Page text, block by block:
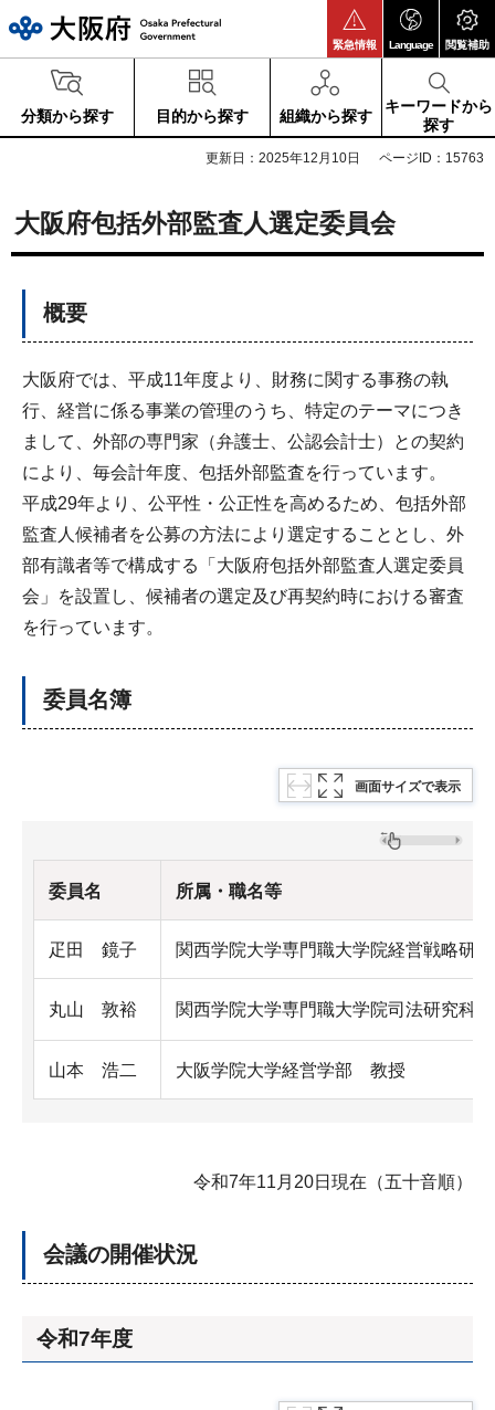
緊急情報 Language 閲覧補助
分類から探す 目的から探す 組織から探す
キーワードから
探す
更新日：2025年12月10日 ページID：15763
大阪府包括外部監査人選定委員会
概要
大阪府では、平成11年度より、財務に関する事務の執
行、経営に係る事業の管理のうち、特定のテーマにつき
まして、外部の専門家（弁護士、公認会計士）との契約
により、毎会計年度、包括外部監査を行っています。
平成29年より、公平性・公正性を高めるため、包括外部
監査人候補者を公募の方法により選定することとし、外
部有識者等で構成する「大阪府包括外部監査人選定委員
会」を設置し、候補者の選定及び再契約時における審査
を行っています。
委員名簿
画面サイズで表示
委員名 所属・職名等
疋田 鏡子 関西学院大学専門職大学院経営戦略研
丸山 敦裕 関西学院大学専門職大学院司法研究科
山本 浩二 大阪学院大学経営学部 教授
令和7年11月20日現在（五十音順）
会議の開催状況
令和7年度